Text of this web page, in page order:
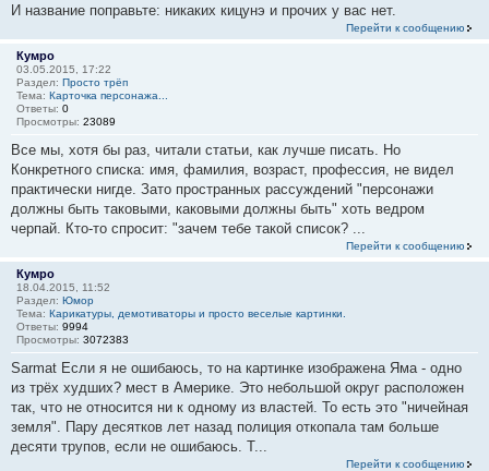
И название поправьте: никаких кицунэ и прочих у вас нет.
Перейти к сообщению
Кумро
03.05.2015, 17:22
Раздел: Просто трёп
Тема: Карточка персонажа...
Ответы: 0
Просмотры: 23089
Все мы, хотя бы раз, читали статьи, как лучше писать. Но
Конкретного списка: имя, фамилия, возраст, профессия, не видел
практически нигде. Зато пространных рассуждений "персонажи
должны быть таковыми, каковыми должны быть" хоть ведром
черпай. Кто-то спросит: "зачем тебе такой список? ...
Перейти к сообщению
Кумро
18.04.2015, 11:52
Раздел: Юмор
Тема: Карикатуры, демотиваторы и просто веселые картинки.
Ответы: 9994
Просмотры: 3072383
Sarmat Если я не ошибаюсь, то на картинке изображена Яма - одно
из трёх худших? мест в Америке. Это небольшой округ расположен
так, что не относится ни к одному из властей. То есть это "ничейная
земля". Пару десятков лет назад полиция откопала там больше
десяти трупов, если не ошибаюсь. Т...
Перейти к сообщению